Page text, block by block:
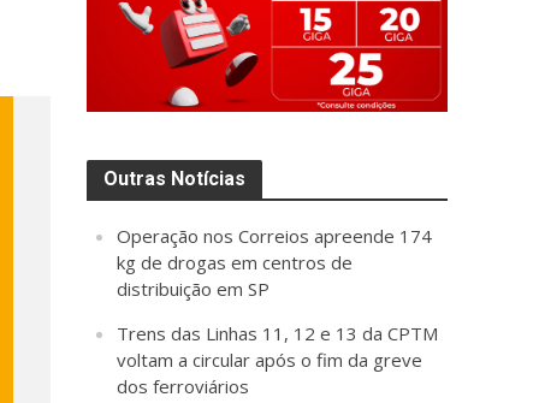
Outras Notícias
Operação nos Correios apreende 174
kg de drogas em centros de
distribuição em SP
Trens das Linhas 11, 12 e 13 da CPTM
voltam a circular após o fim da greve
dos ferroviários